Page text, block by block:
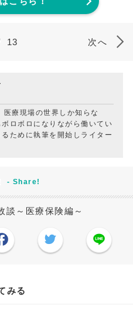
13 次へ
療現場の世界しか知らな
ロボロになりながら働いてい
ために執筆を開始しライター
談～医療保険編～
みる